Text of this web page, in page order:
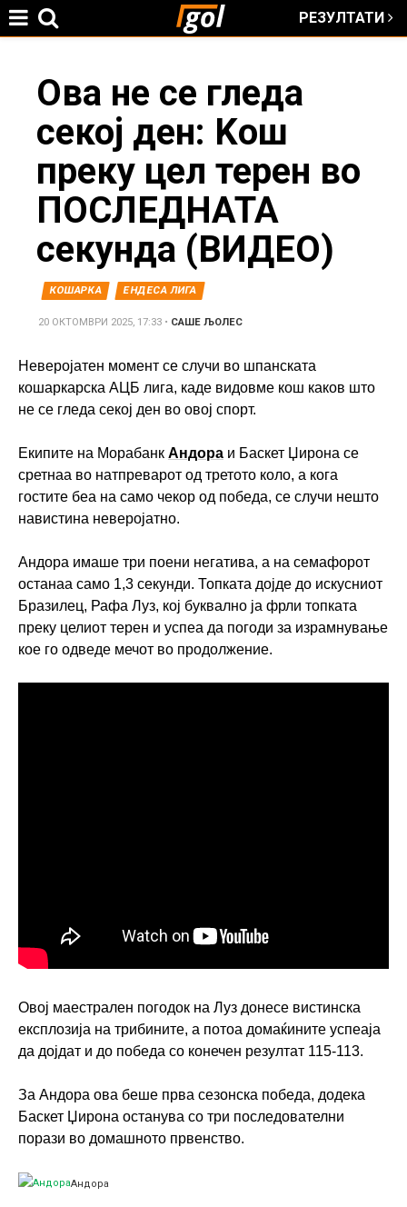
РЕЗУЛТАТИ
here
Ова не се гледа
секој ден: Kош
преку цел терен во
ПОСЛЕДНАТА
секунда (ВИДЕО)
КОШАРКА ЕНДЕСА ЛИГА
20 ОКТОМВРИ 2025, 17:33 • САШЕ ЉОЛЕС
Неверојатен момент се случи во шпанската
кошаркарска АЦБ лига, каде видовме кош каков што
не се гледа секој ден во овој спорт.
Екипите на Морабанк Андора и Баскет Џирона се
сретнаа во натпреварот од третото коло, а кога
гостите беа на само чекор од победа, се случи нешто
навистина неверојатно.
Андора имаше три поени негатива, а на семафорот
останаа само 1,3 секунди. Топката дојде до искусниот
Бразилец, Рафа Луз, кој буквално ја фрли топката
преку целиот терен и успеа да погоди за израмнување
кое го одведе мечот во продолжение.
Овој маестрален погодок на Луз донесе вистинска
експлозија на трибините, а потоа домаќините успеаја
да дојдат и до победа со конечен резултат 115-113.
За Андора ова беше прва сезонска победа, додека
Баскет Џирона останува со три последователни
порази во домашното првенство.
Андора